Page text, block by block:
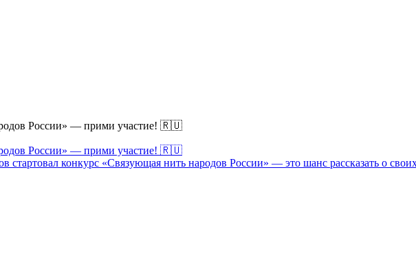
России» — прими участие! 🇷🇺
России» — прими участие! 🇷🇺
стартовал конкурс «Связующая нить народов России» — это шанс рассказать о